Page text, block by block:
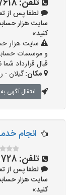
تلفن:
لطفا پس از
کنید»
سایت هزار
و موسسات
قبال قرارداد شما
مکان:گیلان
انتقال آگهی
انجام
تلفن:
لطفا پس از
کنید»